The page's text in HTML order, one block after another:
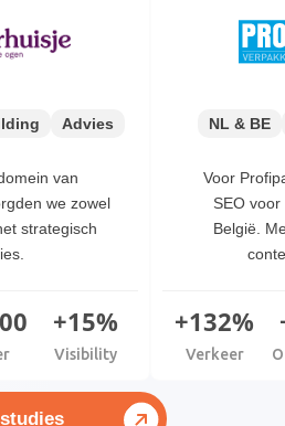
Advies
van
we zowel
strategisch
+15%
Visibility
NL & BE
Voor
SEO
België.
+132%
Verkeer